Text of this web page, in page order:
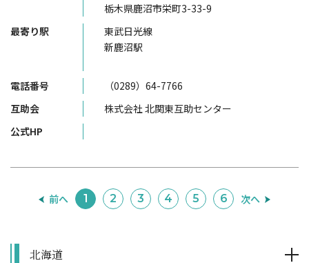
北海道
栃木県鹿沼市栄町3-33-9
最寄り駅
東武日光線
新鹿沼駅
電話番号
（0289）64-7766
互助会
株式会社 北関東互助センター
公式HP
前へ 1 2 3 4 5 6 次へ